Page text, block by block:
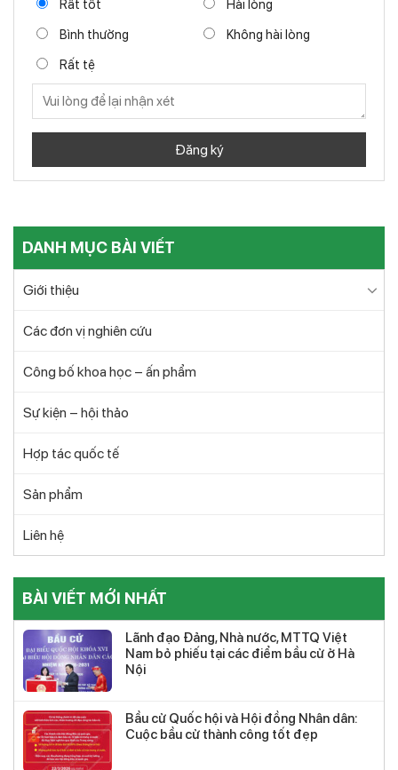
Rất tốt
Hài lòng
Bình thường
Không hài lòng
Rất tệ
DANH MỤC BÀI VIẾT
Giới thiệu
Các đơn vị nghiên cứu
Công bố khoa học – ấn phẩm
Sự kiện – hội thảo
Hợp tác quốc tế
Sản phẩm
Liên hệ
BÀI VIẾT MỚI NHẤT
Lãnh đạo Đảng, Nhà nước, MTTQ Việt
Nam bỏ phiếu tại các điểm bầu cử ở Hà
Nội
Bầu cử Quốc hội và Hội đồng Nhân dân:
Cuộc bầu cử thành công tốt đẹp